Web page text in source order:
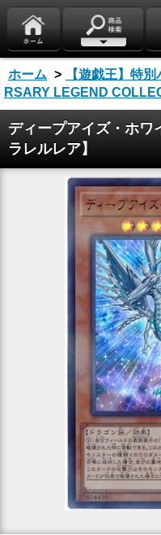
ホーム > 【遊戯王】特別
RSARY LEGEND
ディープアイズ・ホワ
ラレルレア】